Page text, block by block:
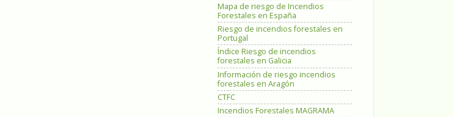
Mapa de riesgo de Incendios
Forestales en España
Riesgo de incendios forestales en
Portugal
Índice Riesgo de incendios
forestales en Galicia
Información de riesgo incendios
forestales en Aragón
CTFC
Incendios Forestales MAGRAMA